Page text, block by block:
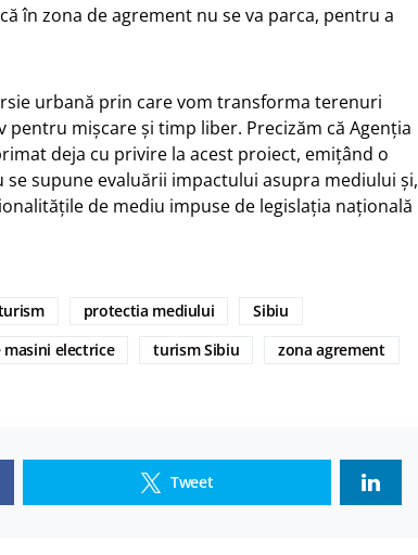
în zona de agrement nu se va parca, pentru a
urbană prin care vom transforma terenuri
mișcare și timp liber. Precizăm că Agenția
deja cu privire la acest proiect, emițând o
se supune evaluării impactului asupra mediului și,
de mediu impuse de legislația națională
protectia mediului
Sibiu
electrice turism Sibiu zona agrement
Tweet